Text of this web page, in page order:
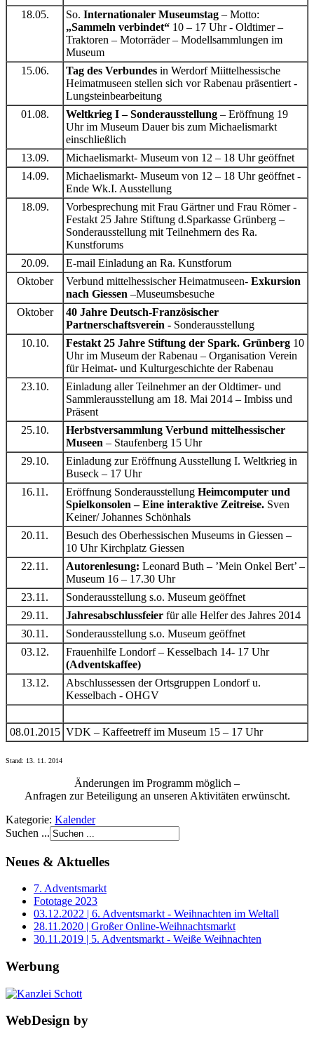
18.05.
So. Internationaler Museumstag – Motto:
„Sammeln verbindet“ 10 – 17 Uhr - Oldtimer –
Traktoren – Motorräder – Modellsammlungen im
Museum
15.06.
Tag des Verbundes in Werdorf Miittelhessische
Heimatmuseen stellen sich vor Rabenau präsentiert -
Lungsteinbearbeitung
01.08.
Weltkrieg I – Sonderausstellung – Eröffnung 19
Uhr im Museum Dauer bis zum Michaelismarkt
einschließlich
13.09.
Michaelismarkt- Museum von 12 – 18 Uhr geöffnet
14.09.
Michaelismarkt- Museum von 12 – 18 Uhr geöffnet -
Ende Wk.I. Ausstellung
18.09.
Vorbesprechung mit Frau Gärtner und Frau Römer -
Festakt 25 Jahre Stiftung d.Sparkasse Grünberg –
Sonderausstellung mit Teilnehmern des Ra.
Kunstforums
20.09.
E-mail Einladung an Ra. Kunstforum
Oktober
Verbund mittelhessischer Heimatmuseen- Exkursion
nach Giessen –Museumsbesuche
Oktober
40 Jahre Deutsch-Französischer
Partnerschaftsverein - Sonderausstellung
10.10.
Festakt 25 Jahre Stiftung der Spark. Grünberg 10
Uhr im Museum der Rabenau – Organisation Verein
für Heimat- und Kulturgeschichte der Rabenau
23.10.
Einladung aller Teilnehmer an der Oldtimer- und
Sammlerausstellung am 18. Mai 2014 – Imbiss und
Präsent
25.10.
Herbstversammlung Verbund mittelhessischer
Museen – Staufenberg 15 Uhr
29.10.
Einladung zur Eröffnung Ausstellung I. Weltkrieg in
Buseck – 17 Uhr
16.11.
Eröffnung Sonderausstellung Heimcomputer und
Spielkonsolen – Eine interaktive Zeitreise. Sven
Keiner/ Johannes Schönhals
20.11.
Besuch des Oberhessischen Museums in Giessen –
10 Uhr Kirchplatz Giessen
22.11.
Autorenlesung: Leonard Buth – ’Mein Onkel Bert’ –
Museum 16 – 17.30 Uhr
23.11.
Sonderausstellung s.o. Museum geöffnet
29.11.
Jahresabschlussfeier für alle Helfer des Jahres 2014
30.11.
Sonderausstellung s.o. Museum geöffnet
03.12.
Frauenhilfe Londorf – Kesselbach 14- 17 Uhr
(Adventskaffee)
13.12.
Abschlussessen der Ortsgruppen Londorf u.
Kesselbach - OHGV
08.01.2015 VDK – Kaffeetreff im Museum 15 – 17 Uhr
Stand: 13. 11. 2014
Änderungen im Programm möglich –
Anfragen zur Beteiligung an unseren Aktivitäten erwünscht.
Kategorie: Kalender
Suchen ...
Neues & Aktuelles
7. Adventsmarkt
Fototage 2023
03.12.2022 | 6. Adventsmarkt - Weihnachten im Weltall
28.11.2020 | Großer Online-Weihnachtsmarkt
30.11.2019 | 5. Adventsmarkt - Weiße Weihnachten
Werbung
WebDesign by